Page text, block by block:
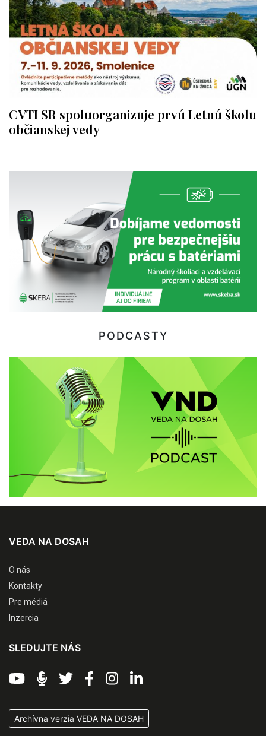
CVTI SR spoluorganizuje prvú Letnú školu
občianskej vedy
PODCASTY
VEDA NA DOSAH
O nás
Kontakty
Pre médiá
Inzercia
SLEDUJTE NÁS
Archívna verzia VEDA NA DOSAH